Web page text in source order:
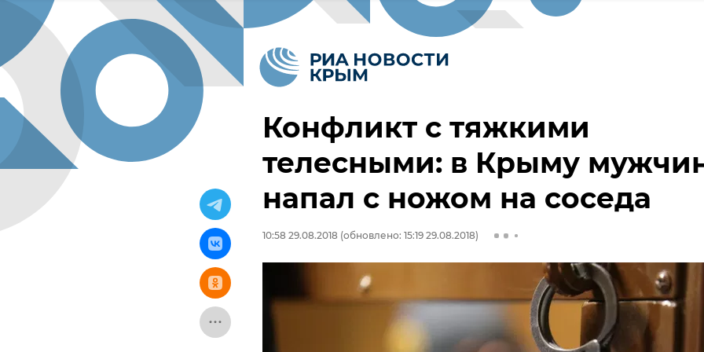
Конфликт с тяжкими
телесными: в Крыму
напал с ножом на соседа
10:58 29.08.2018 (обновлено: 15:19 29.08.2018)